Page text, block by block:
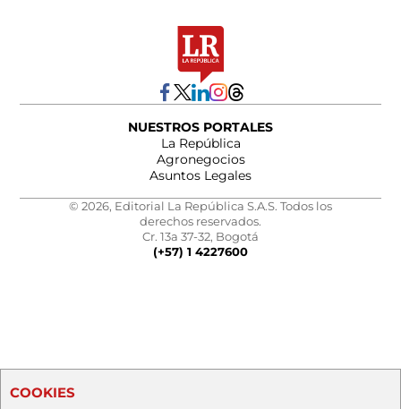
NUESTROS PORTALES
La República
Agronegocios
Asuntos Legales
© 2026, Editorial La República S.A.S. Todos los
derechos reservados.
Cr. 13a 37-32, Bogotá
(+57) 1 4227600
COOKIES